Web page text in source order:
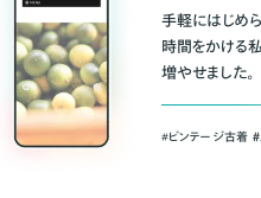
手軽にはじめ
時間をかける
増やせました。
#ビンテージ古着